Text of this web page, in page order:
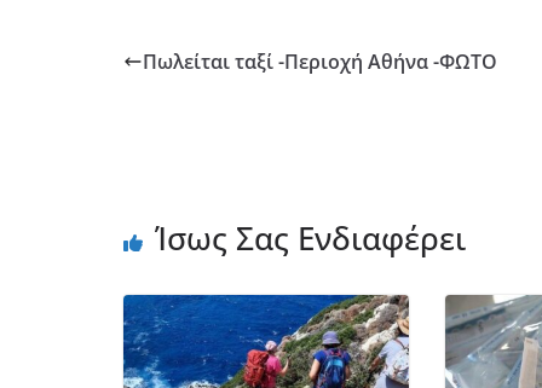
Πωλείται ταξί -Περιοχή Αθήνα -ΦΩΤΟ
Ίσως Σας Ενδιαφέρει